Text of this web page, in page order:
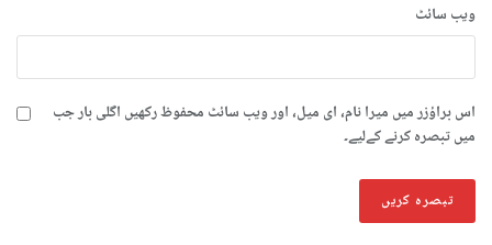
ویب‌ سائٹ
اس براؤزر میں میرا نام، ای میل، اور ویب سائٹ محفوظ رکھیں اگلی بار جب
میں تبصرہ کرنے کےلیے۔